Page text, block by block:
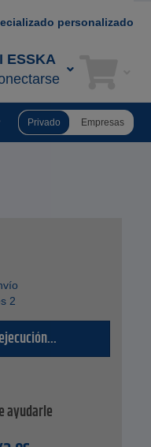
personalizado
ESSKA
Privado Empresas
2
ayudarle